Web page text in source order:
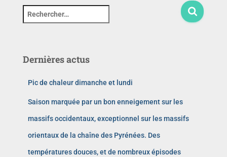
Dernières actus
Pic de chaleur dimanche et lundi
Saison marquée par un bon enneigement sur les
massifs occidentaux, exceptionnel sur les massifs
orientaux de la chaîne des Pyrénées. Des
températures douces, et de nombreux épisodes